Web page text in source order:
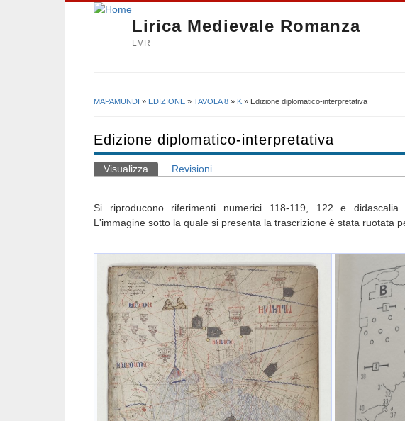
Lirica Medievale Romanza
LMR
MAPAMUNDI » EDIZIONE » TAVOLA 8 » K » Edizione diplomatico-interpretativa
Edizione diplomatico-interpretativa
Schede primarie
Visualizza (scheda attiva)
Revisioni
Si riproducono riferimenti numerici 118-119, 122 e didascalia
L'immagine sotto la quale si presenta la trascrizione è stata ruotata